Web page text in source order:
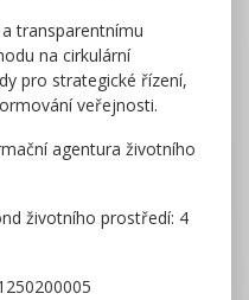
transparentnímu
na cirkulární
pro strategické řízení,
veřejnosti.
agentura životního
životního prostředí: 4